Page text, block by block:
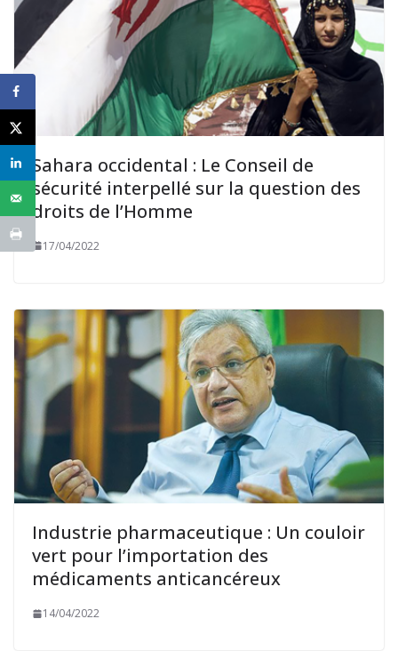
Sahara occidental : Le Conseil de
sécurité interpellé sur la question des
droits de l’Homme
17/04/2022
Industrie pharmaceutique : Un couloir
vert pour l’importation des
médicaments anticancéreux
14/04/2022